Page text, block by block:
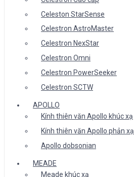
Celeston StarSense
Celestron AstroMaster
Celestron NexStar
Celestron Omni
Celestron PowerSeeker
Celestron SCTW
APOLLO
Kính thiên văn Apollo khúc xạ
Kính thiên văn Apollo phản xạ
Apollo dobsonian
MEADE
Meade khúc xạ